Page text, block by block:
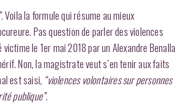
. Voila la formule qui résume au mieux
Pas question de parler des violences
le 1er mai 2018 par un Alexandre Benalla
Non, la magistrate veut s’en tenir aux faits
est saisi, “violences volontaires sur personnes
publique”.